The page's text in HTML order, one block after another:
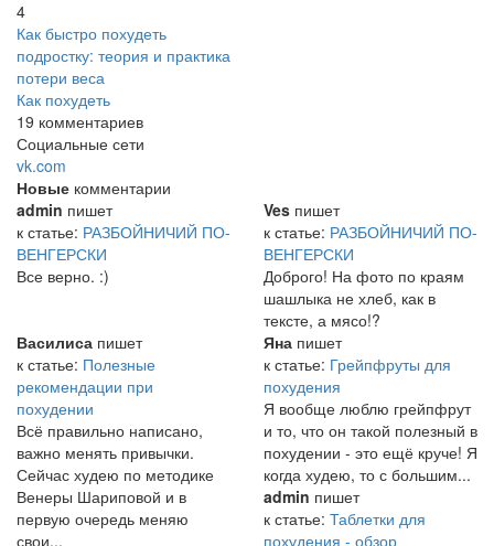
4
Как быстро похудеть
подростку: теория и практика
потери веса
Как похудеть
19 комментариев
Социальные сети
vk.com
Новые комментарии
admin пишет
к статье: РАЗБОЙНИЧИЙ ПО-
ВЕНГЕРСКИ
Все верно. :)
Ves пишет
к статье: РАЗБОЙНИЧИЙ ПО-
ВЕНГЕРСКИ
Доброго! На фото по краям
шашлыка не хлеб, как в
тексте, а мясо!?
Василиса пишет
к статье: Полезные
рекомендации при
похудении
Всё правильно написано,
важно менять привычки.
Сейчас худею по методике
Венеры Шариповой и в
первую очередь меняю
свои...
Яна пишет
к статье: Грейпфруты для
похудения
Я вообще люблю грейпфрут
и то, что он такой полезный в
похудении - это ещё круче! Я
когда худею, то с большим...
admin пишет
к статье: Таблетки для
похудения - обзор